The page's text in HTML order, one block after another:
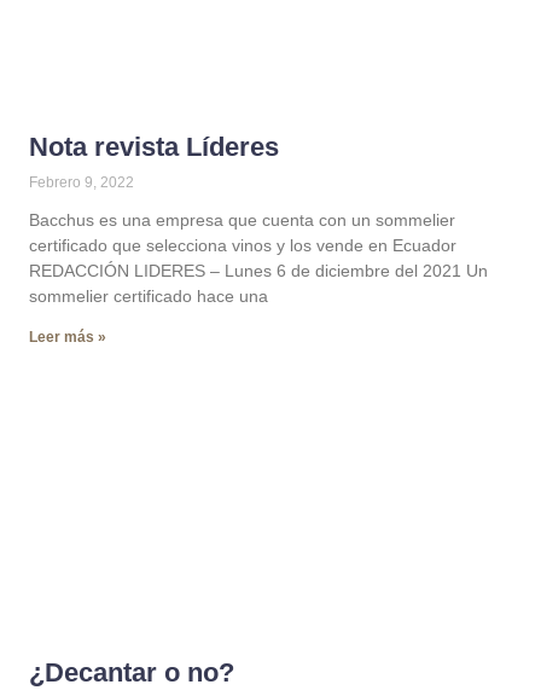
Nota revista Líderes
Febrero 9, 2022
Bacchus es una empresa que cuenta con un sommelier
certificado que selecciona vinos y los vende en Ecuador
REDACCIÓN LIDERES – Lunes 6 de diciembre del 2021 Un
sommelier certificado hace una
Leer más »
¿Decantar o no?